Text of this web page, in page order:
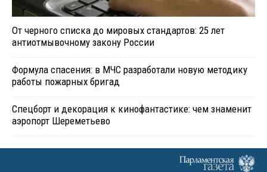
От черного списка до мировых стандартов: 25 лет
антиотмывочному закону России
Формула спасения: в МЧС разработали новую методику
работы пожарных бригад
Спецборт и декорация к кинофантастике: чем знаменит
аэропорт Шереметьево